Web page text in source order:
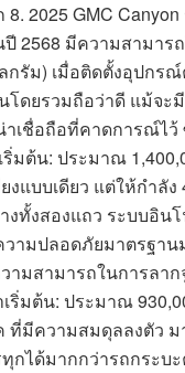
2025 GMC
ปี 2568 มีความสามา
รัม) เมื่อติดตั้งอุปกร
ดยรวมถือว่าดี แม้จ
ชื่อถือที่คาดการณ์ไว้
ริ่มต้น: ประมาณ
งแบบเดียว แต่ให้กำ
ทั้งสองแถว ระบบอิ
มปลอดภัยมาตรฐาน
มสามารถในการลา
ริ่มต้น: ประมาณ
ที่มีความสมดุลลงตัว
ได้มากกว่ารถกระบ